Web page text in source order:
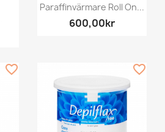
Paraffinvärmare Roll On...
600,00kr
favorite_border favorite_border